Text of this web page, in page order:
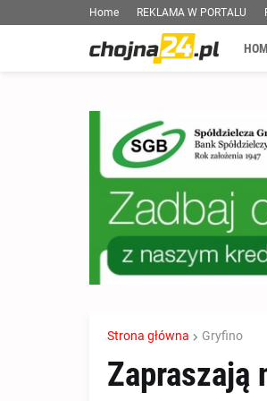
Home REKLAMA W PORTALU
Strona główna Gryfino
Zapraszają